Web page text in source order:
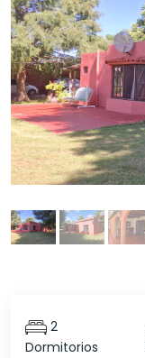
2
Dormitorios